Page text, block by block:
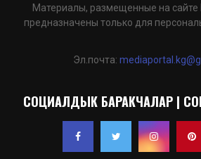
Материалы, размещенные на сайте
предназначены только для
Эл.почта:
СОЦИАЛДЫК БАРАКЧАЛАР |